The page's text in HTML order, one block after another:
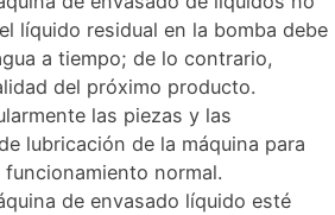
líquido residual en la bomba debe
a tiempo; de lo contrario,
del próximo producto.
las piezas y las
lubricación de la máquina para
normal.
de envasado líquido esté